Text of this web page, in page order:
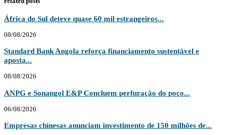
África do Sul deteve quase 60 mil estrangeiros...
08/08/2026
Standard Bank Angola reforça financiamento sustentável e
aposta...
08/08/2026
ANPG e Sonangol E&P Concluem perfuração do poço...
06/08/2026
Empresas chinesas anunciam investimento de 150 milhões de...